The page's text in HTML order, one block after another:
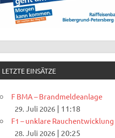
LETZTE EINSÄTZE
F BMA – Brandmeldeanlage
29. Juli 2026 | 11:18
F1 – unklare Rauchentwicklung
28. Juli 2026 | 20:25